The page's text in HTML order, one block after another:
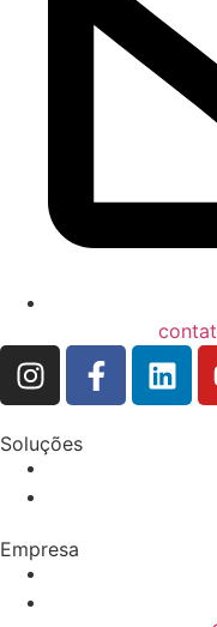
Soluções
Empresa